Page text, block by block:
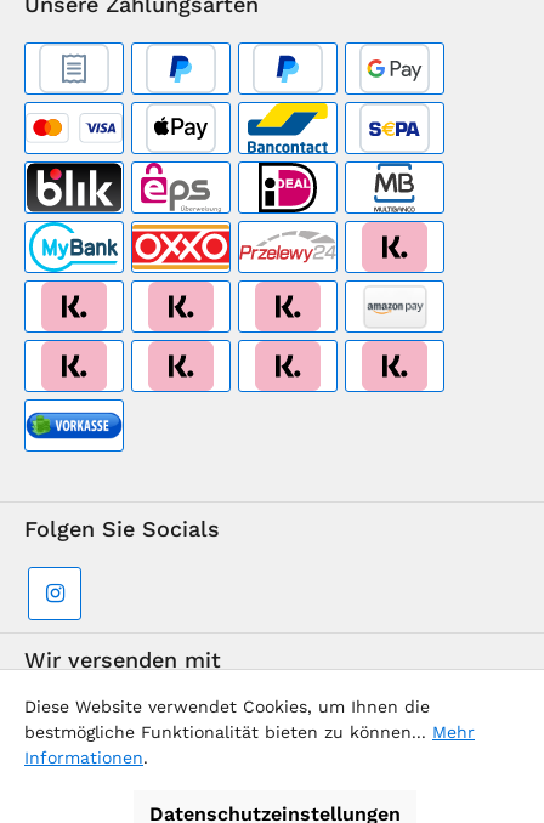
Folgen Sie Socials
Wir versenden mit
Diese Website verwendet Cookies, um Ihnen die
bestmögliche Funktionalität bieten zu können... Mehr
Informationen.
Datenschutzeinstellungen